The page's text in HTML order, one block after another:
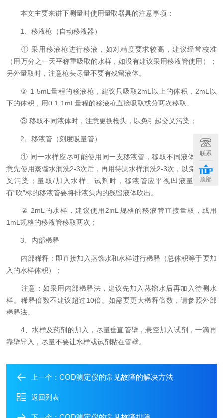
本文主要来讲下测量时使用量取器具的注意事项：
1、移液枪（自动移液器）
① 采用移液枪进行移液，如对精度要求较高，建议经常校准
（用万分之一天平称重吸取的水样，如没有建议采用移液管使用）；
另外量取时，注意枪头尽量不要有残留液体。
② 1-5mL量程的移液枪，建议只吸取2mL以上的体积，2mL以
下的体积，用0.1-1mL量程的移液枪直接吸取或分两次移取。
③ 移取不同液体时，注意更换枪头，以免引起交叉污染；
2、移液管（刻度吸量管）
① 同一水样应尽可能使用同一支移液管，移取不同液体时，注
意先使用蒸馏水润洗2-3次后，再用待测水样润洗2-3次，以免引起交
叉污染；量取/加入水样、试剂时，移液管应平视凹液量取；带
有“吹”标的移液管要将排液头内的残留液体吹出。
② 2mL的水样，建议使用2mL规格的移液管直接量取，或用
1mL规格的移液管移取两次；
3、内部稀释
内部稀释：即直接加入蒸馏水和水样进行稀释（总体积等于要加
入的水样体积）；
注意：如采用内部稀释法，建议先加入蒸馏水后再加入待测水
样。稀释倍数不建议超过10倍。如需要更大稀释倍数，请参照外部
稀释法。
4、水样及药剂的加入，尽量垂直管壁，悬空加入试剂，一滴再
靠壁导入，尽量不要让水样或试剂粘在管壁。
上一个：COD测定仪的常见故障的解决方法
返回列表
联系
顶部